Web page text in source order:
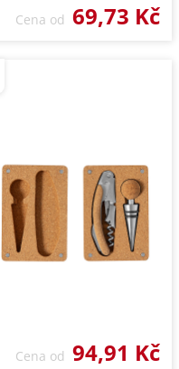
Cena od 69,73 Kč
Cena od 94,91 Kč